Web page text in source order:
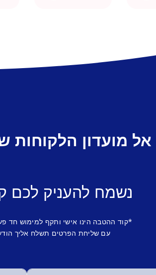
מועדון הלקוחות
נשמח להעניק לכם
*קוד ההטבה הינו אישי ותקף למימוש חד
עם שליחת הפרטים תשלח אליך